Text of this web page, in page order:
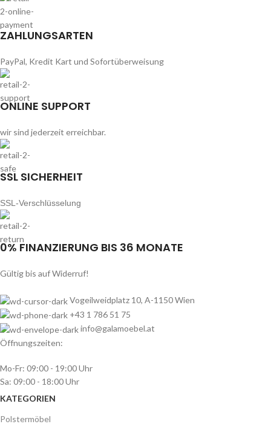
ZAHLUNGSARTEN
PayPal, Kredit Kart und Sofortüberweisung
ONLINE SUPPORT
wir sind jederzeit erreichbar.
SSL SICHERHEIT
SSL-Verschlüsselung
0% FINANZIERUNG BIS 36 MONATE
Gültig bis auf Widerruf!
Vogeilweidplatz 10, A-1150 Wien
+43 1 786 51 75
info@galamoebel.at
Öffnungszeiten:
Mo-Fr: 09:00 - 19:00 Uhr
Sa: 09:00 - 18:00 Uhr
KATEGORIEN
Polstermöbel